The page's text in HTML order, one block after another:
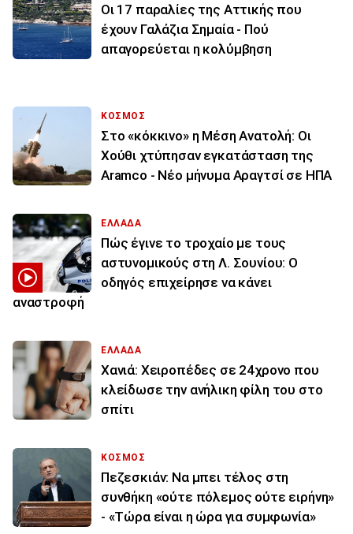
Οι 17 παραλίες της Αττικής που
έχουν Γαλάζια Σημαία - Πού
απαγορεύεται η κολύμβηση
ΚΟΣΜΟΣ
Στο «κόκκινο» η Μέση Ανατολή: Οι
Χούθι χτύπησαν εγκατάσταση της
Aramco - Νέο μήνυμα Αραγτσί σε ΗΠΑ
ΕΛΛΑΔΑ
Πώς έγινε το τροχαίο με τους
αστυνομικούς στη Λ. Σουνίου: Ο
οδηγός επιχείρησε να κάνει
αναστροφή
ΕΛΛΑΔΑ
Χανιά: Χειροπέδες σε 24χρονο που
κλείδωσε την ανήλικη φίλη του στο
σπίτι
ΚΟΣΜΟΣ
Πεζεσκιάν: Να μπει τέλος στη
συνθήκη «ούτε πόλεμος ούτε ειρήνη»
- «Τώρα είναι η ώρα για συμφωνία»